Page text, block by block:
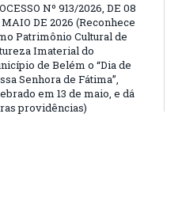
Nº 913/2026, DE 08
MAIO DE 2026 (Reconhece
Patrimônio Cultural de
Imaterial do
de Belém o “Dia de
Senhora de Fátima”,
em 13 de maio, e dá
providências)